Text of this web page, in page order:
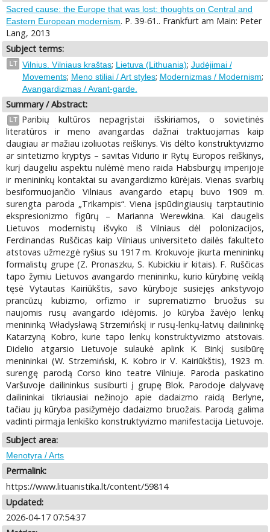
Sacred cause: the Europe that was lost: thoughts on Central and
Eastern European modernism. P. 39-61.. Frankfurt am Main: Peter
Lang, 2013
Subject terms:
LT Vilnius. Vilniaus kraštas; Lietuva (Lithuania); Judėjimai /
Movements; Meno stiliai / Art styles; Modernizmas / Modernism;
Avangardizmas / Avant-garde.
Summary / Abstract:
LT
Paribių kultūros nepagrįstai išskiriamos, o sovietinės
literatūros ir meno avangardas dažnai traktuojamas kaip
daugiau ar mažiau izoliuotas reiškinys. Vis dėlto konstruktyvizmo
ar sintetizmo kryptys – savitas Vidurio ir Rytų Europos reiškinys,
kurį daugeliu aspektu nulėmė meno raida Habsburgų imperijoje
ir menininkų kontaktai su avangardizmo kūrėjais. Vienas svarbių
besiformuojančio Vilniaus avangardo etapų buvo 1909 m.
surengta paroda „Trikampis“. Viena įspūdingiausių tarptautinio
ekspresionizmo figūrų – Marianna Werewkina. Kai daugelis
Lietuvos modernistų išvyko iš Vilniaus dėl polonizacijos,
Ferdinandas Ruščicas kaip Vilniaus universiteto dailės fakulteto
atstovas užmezgė ryšius su 1917 m. Krokuvoje įkurta menininkų
formalistų grupe (Z. Pronaszku, S. Kubickiu ir kitais). F. Ruščicas
tapo žymiu Lietuvos avangardo menininku, kurio kūrybinę veiklą
tęsė Vytautas Kairiūkštis, savo kūryboje susiejęs ankstyvojo
prancūzų kubizmo, orfizmo ir suprematizmo bruožus su
naujomis rusų avangardo idėjomis. Jo kūryba žavėjo lenkų
menininką Władysławą Strzemińskį ir rusų-lenkų-latvių dailininkę
Katarzyną Kobro, kurie tapo lenkų konstruktyvizmo atstovais.
Didelio atgarsio Lietuvoje sulaukė aplink K. Binkį susibūrę
menininkai (W. Strzemiński, K. Kobro ir V. Kairiūkštis), 1923 m.
surengę parodą Corso kino teatre Vilniuje. Paroda paskatino
Varšuvoje dailininkus susiburti į grupę Blok. Parodoje dalyvavę
dailininkai tikriausiai nežinojo apie dadaizmo raidą Berlyne,
tačiau jų kūryba pasižymėjo dadaizmo bruožais. Parodą galima
vadinti pirmąja lenkiško konstruktyvizmo manifestacija Lietuvoje.
Subject area:
Menotyra / Arts
Permalink:
https://www.lituanistika.lt/content/59814
Updated:
2026-04-17 07:54:37